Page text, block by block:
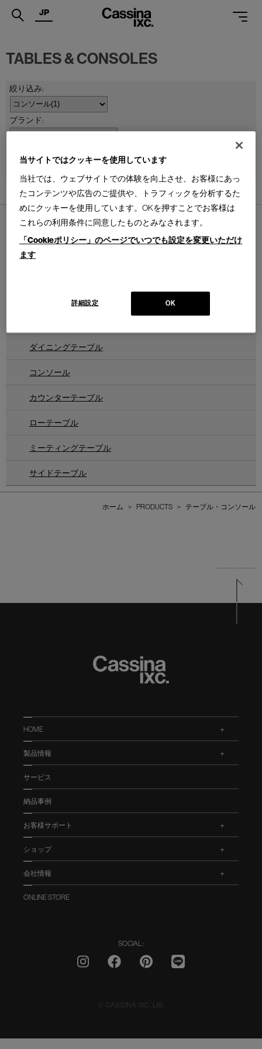
.
SERVICES
PROJECTS
SUPPORT
SHOPS
CATALOGUES
PROFESSIONAL
JP
TABLES & CONSOLES
1件あります
件あります
ダイニングテーブル
コンソール
カウンターテーブル
ローテーブル
ミーティングテーブル
サイドテーブル
ホーム > PRODUCTS > テーブル・コンソール
HOME
製品情報
サービス
納品事例
お客様サポート
ショップ
会社情報
ONLINE STORE
SOCIAL :
© CASSINA IXC. Ltd.
当サイトではクッキーを使用しています
当社では、ウェブサイトでの体験を向上させ、お客様にあっ
たコンテンツや広告のご提供や、トラフィックを分析するた
めにクッキーを使用しています。OKを押すことでお客様は
これらの利用条件に同意したものとみなされます。
「Cookieポリシー」のページでいつでも設定を変更いただけ
ます
OK
詳細設定